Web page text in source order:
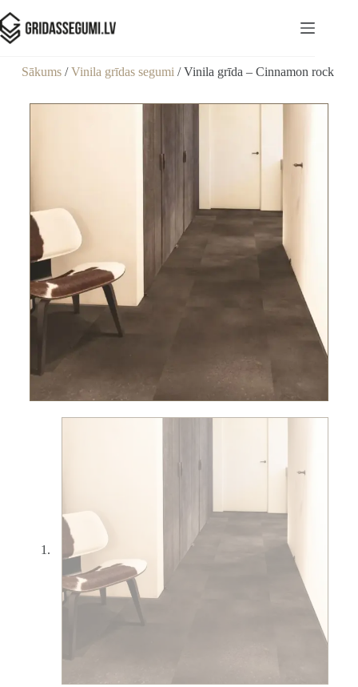
Sākums/Vinila grīdas segumi / Vinila grīda – Cinnamon rock